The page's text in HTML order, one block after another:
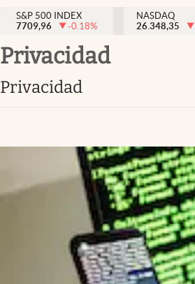
Streaming
Lifestyle
S&P 500 INDEX
7709,96
-0.18%
NASDAQ
26.348,35
privacidad
privacidad